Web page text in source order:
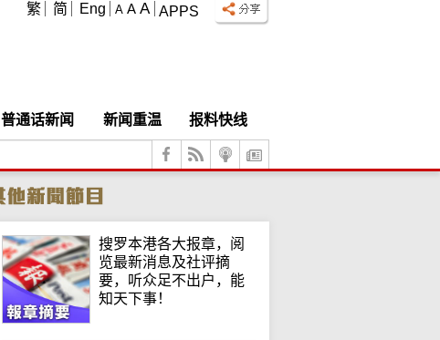
APPS
A A A
繁 简 Eng
普通话新闻 新闻重温
报料快线
搜罗本港各大报章，阅
览最新消息及社评摘
要，听众足不出户，能
知天下事！